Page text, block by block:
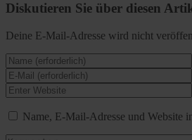
Diskutieren Sie über diesen
Deine E-Mail-Adresse wird nicht
Name, E-Mail-Adresse und Website